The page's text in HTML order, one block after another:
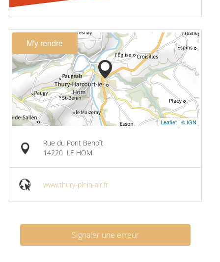
M'y rendre
Leaflet | © IGN
Rue du Pont Benoît
14220 LE HOM
www.thury-plein-air.fr
Signaler une erreur